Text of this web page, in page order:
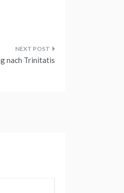
nach Trinitatis